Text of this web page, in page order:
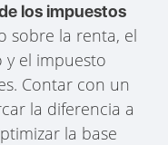
los impuestos
sobre la renta, el
el impuesto
Contar con un
la diferencia a
la base